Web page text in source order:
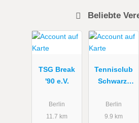
Beliebte
TSG Break
'90 e.V.
Berlin
11.7 km
Tennisclub
Schwarz-
e.V.
Berlin
9.9 km